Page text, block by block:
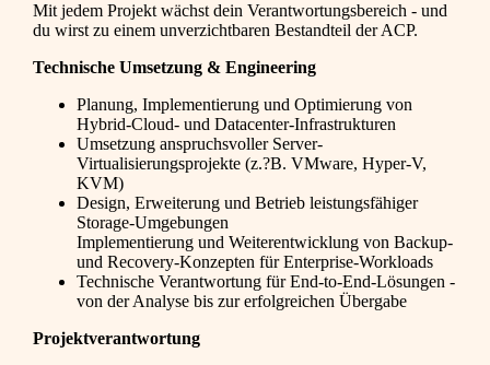
Mit jedem Projekt wächst dein Verantwortungsbereich - und
du wirst zu einem unverzichtbaren Bestandteil der ACP.
Technische Umsetzung & Engineering
Planung, Implementierung und Optimierung von
Hybrid-Cloud- und Datacenter-Infrastrukturen
Umsetzung anspruchsvoller Server-
Virtualisierungsprojekte (z.?B. VMware, Hyper-V,
KVM)
Design, Erweiterung und Betrieb leistungsfähiger
Storage-Umgebungen
Implementierung und Weiterentwicklung von Backup-
und Recovery-Konzepten für Enterprise-Workloads
Technische Verantwortung für End-to-End-Lösungen -
von der Analyse bis zur erfolgreichen Übergabe
Projektverantwortung